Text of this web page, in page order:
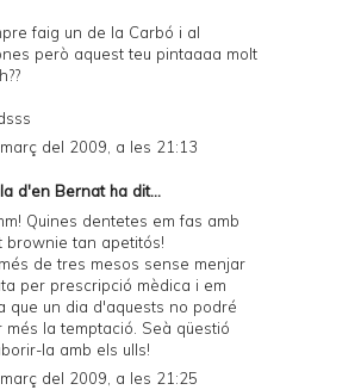
faig un de la Carbó i al
però aquest teu pintaaaa molt
del 2009, a les 21:13
d'en Bernatha dit...
Quines dentetes em fas amb
brownie tan apetitós!
de tres mesos sense menjar
per prescripció mèdica i em
que un dia d'aquests no podré
més la temptació. Seà qüestió
la amb els ulls!
del 2009, a les 21:25